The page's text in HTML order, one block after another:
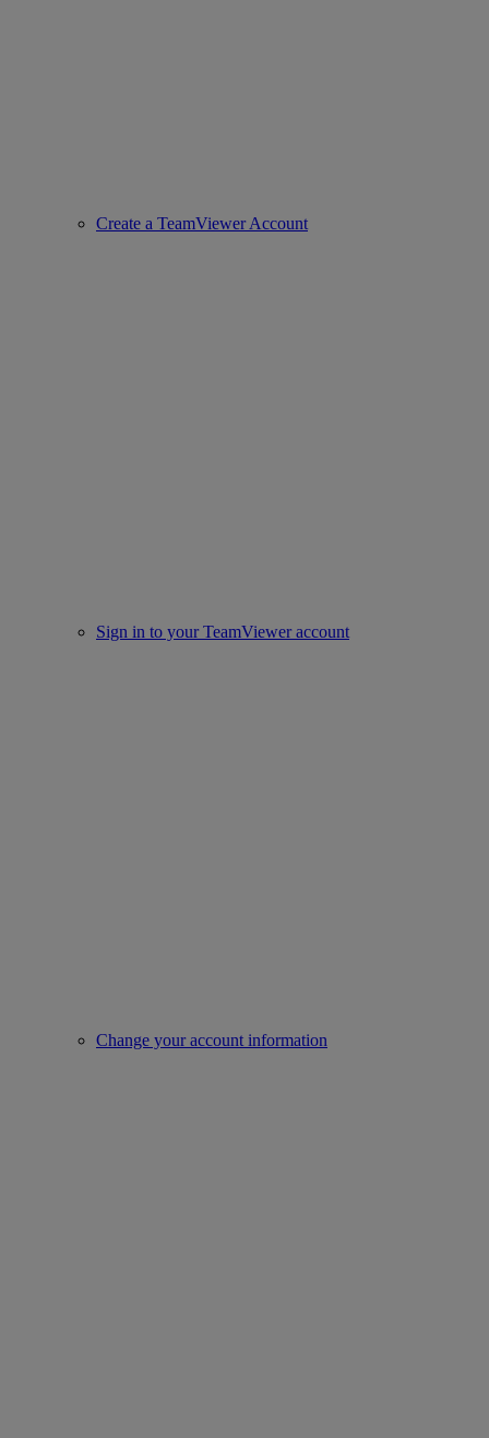
Create a TeamViewer Account
Sign in to your TeamViewer account
Change your account information